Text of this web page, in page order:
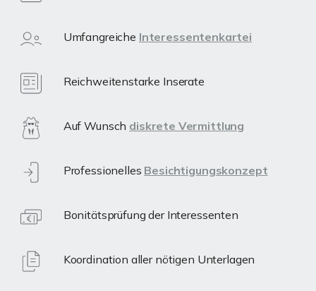
Umfangreiche Interessentenkartei
Reichweitenstarke Inserate
Auf Wunsch diskrete Vermittlung
Professionelles Besichtigungskonzept
Bonitätsprüfung der Interessenten
Koordination aller nötigen Unterlagen